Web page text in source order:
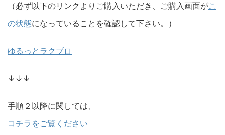
（必ず以下のリンクよりご購入いただき、ご購入画面がこ
の状態になっていることを確認して下さい。）
ゆるっとラクブロ
↓↓↓
手順２以降に関しては、
コチラをご覧ください